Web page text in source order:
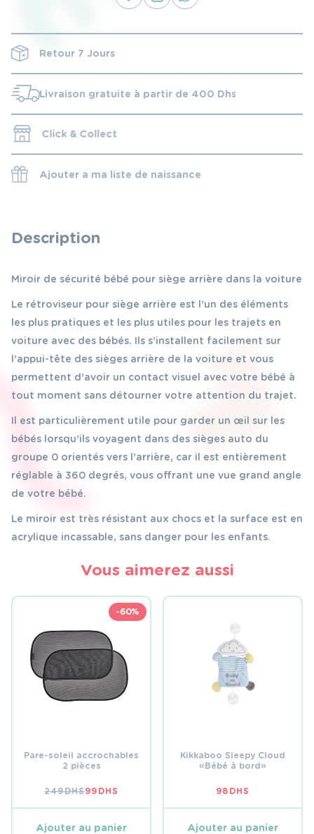
Retour 7 Jours
Livraison gratuite à partir de 400 Dhs
Click & Collect
Ajouter a ma liste de naissance
Description
Miroir de sécurité bébé pour siège arrière dans la voiture
Le rétroviseur pour siège arrière est l’un des éléments
les plus pratiques et les plus utiles pour les trajets en
voiture avec des bébés. Ils s’installent facilement sur
l’appui-tête des sièges arrière de la voiture et vous
permettent d’avoir un contact visuel avec votre bébé à
tout moment sans détourner votre attention du trajet.
Il est particulièrement utile pour garder un œil sur les
bébés lorsqu’ils voyagent dans des sièges auto du
groupe 0 orientés vers l’arrière, car il est entièrement
réglable à 360 degrés, vous offrant une vue grand angle
de votre bébé.
Le miroir est très résistant aux chocs et la surface est en
acrylique incassable, sans danger pour les enfants.
Vous aimerez aussi
-60%
Pare-soleil accrochables
2 pièces
249DHSLE
PRIX
ÉTAIT :
99 DHS
LE
PRIX
EST :
Ajouter au panier
Kikkaboo Sleepy Cloud
« Bébé à bord »
98 DHS
Ajouter au panier